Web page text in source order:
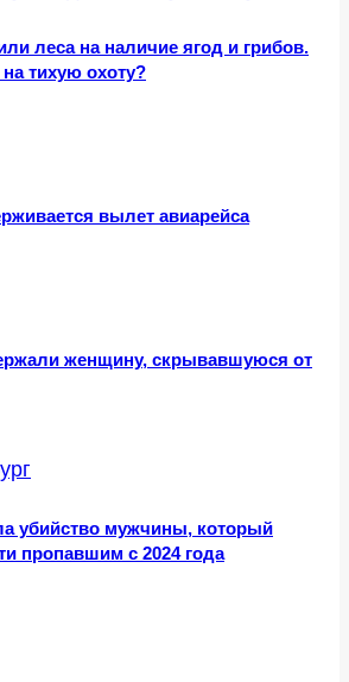
леса на наличие ягод и грибов.
тихую охоту?
вылет авиарейса
женщину, скрывавшуюся от
убийство мужчины, который
пропавшим с 2024 года